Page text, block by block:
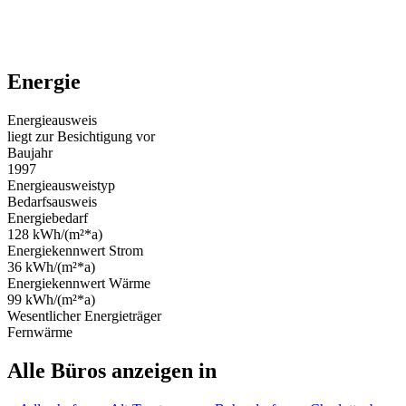
Energie
Energieausweis
liegt zur Besichtigung vor
Baujahr
1997
Energieausweistyp
Bedarfsausweis
Energiebedarf
128 kWh/(m²*a)
Energiekennwert Strom
36 kWh/(m²*a)
Energiekennwert Wärme
99 kWh/(m²*a)
Wesentlicher Energieträger
Fernwärme
Alle Büros anzeigen in